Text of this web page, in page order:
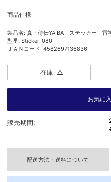
商品仕様
製品名: 真・侍伝YAIBA ステッカー 雷
型番: Sticker-080
ＪＡＮコード: 4582697136836
在庫 △
販売期間:
配送方法・送料について